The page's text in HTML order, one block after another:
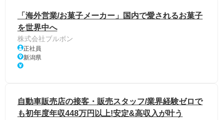
「海外営業/お菓子メーカー」国内で愛されるお菓子
を世界中へ
株式会社ブルボン
正社員
新潟県
自動車販売店の接客・販売スタッフ/業界経験ゼロで
も初年度年収448万円以上!安定&高収入が叶う